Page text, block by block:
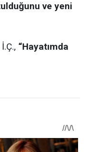
ve yeni
“Hayatımda